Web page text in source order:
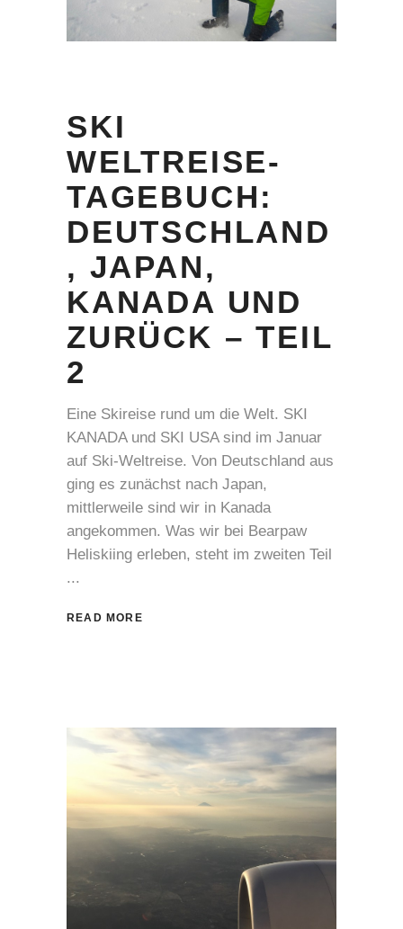
SKI
WELTREISE-
TAGEBUCH:
DEUTSCHLAND
, JAPAN,
KANADA UND
ZURÜCK – TEIL
2
Eine Skireise rund um die Welt. SKI
KANADA und SKI USA sind im Januar
auf Ski-Weltreise. Von Deutschland aus
ging es zunächst nach Japan,
mittlerweile sind wir in Kanada
angekommen. Was wir bei Bearpaw
Heliskiing erleben, steht im zweiten Teil
READ MORE